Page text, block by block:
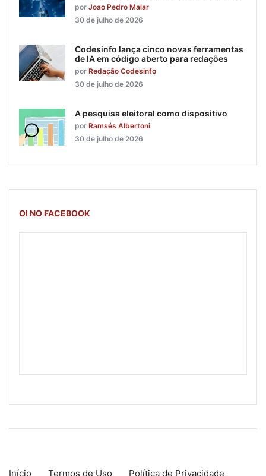
por Joao Pedro Malar
30 de julho de 2026
Codesinfo lança cinco novas ferramentas
de IA em código aberto para redações
por Redação Codesinfo
30 de julho de 2026
A pesquisa eleitoral como dispositivo
por Ramsés Albertoni
30 de julho de 2026
OI NO FACEBOOK
Início Termos de Uso Política de Privacidade